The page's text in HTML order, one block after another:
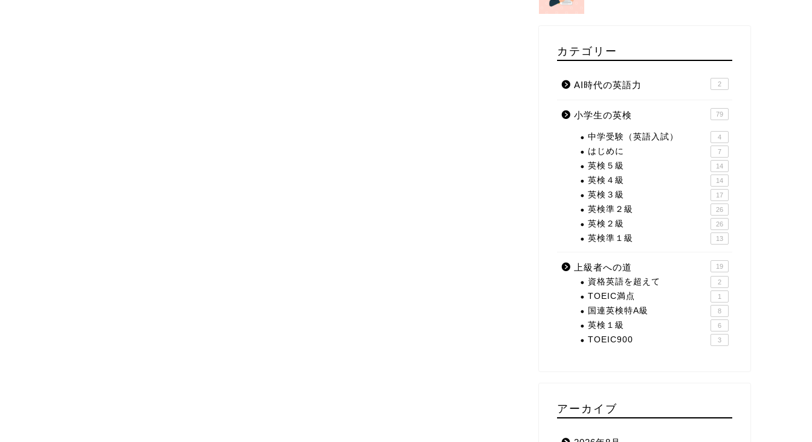
カテゴリー
AI時代の英語力 2
小学生の英検 79
中学受験（英語入試） 4
はじめに 7
英検５級 14
英検４級 14
英検３級 17
英検準２級 26
英検２級 26
英検準１級 13
上級者への道 19
資格英語を超えて 2
TOEIC満点 1
国連英検特A級 8
英検１級 6
TOEIC900 3
アーカイブ